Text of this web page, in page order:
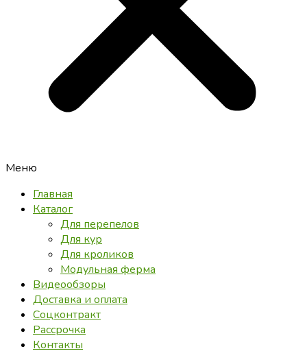
Меню
Главная
Каталог
Для перепелов
Для кур
Для кроликов
Модульная ферма
Видеообзоры
Доставка и оплата
Соцконтракт
Рассрочка
Контакты